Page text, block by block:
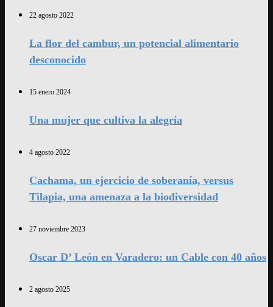
22 agosto 2022
La flor del cambur, un potencial alimentario
desconocido
15 enero 2024
Una mujer que cultiva la alegría
4 agosto 2022
Cachama, un ejercicio de soberanía, versus
Tilapia, una amenaza a la biodiversidad
27 noviembre 2023
Oscar D’ León en Varadero: un Cable con 40 años
2 agosto 2025